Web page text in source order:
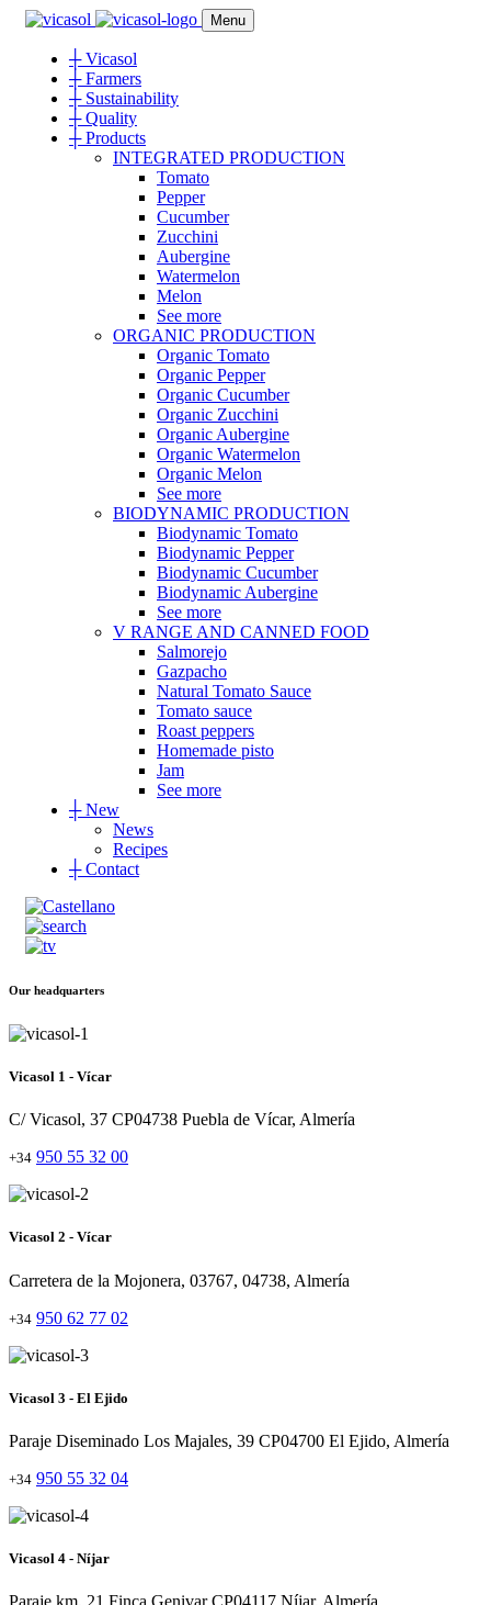
Menu
┼Vicasol
┼Farmers
┼Sustainability
┼Quality
┼Products
INTEGRATED PRODUCTION
Tomato
Pepper
Cucumber
Zucchini
Aubergine
Watermelon
Melon
See more
ORGANIC PRODUCTION
Organic Tomato
Organic Pepper
Organic Cucumber
Organic Zucchini
Organic Aubergine
Organic Watermelon
Organic Melon
See more
BIODYNAMIC PRODUCTION
Biodynamic Tomato
Biodynamic Pepper
Biodynamic Cucumber
Biodynamic Aubergine
See more
V RANGE AND CANNED FOOD
Salmorejo
Gazpacho
Natural Tomato Sauce
Tomato sauce
Roast peppers
Homemade pisto
Jam
See more
┼New
News
Recipes
┼Contact
Our headquarters
Vicasol 1 - Vícar
C/ Vicasol, 37 CP04738 Puebla de Vícar, Almería
+34 950 55 32 00
Vicasol 2 - Vícar
Carretera de la Mojonera, 03767, 04738, Almería
+34 950 62 77 02
Vicasol 3 - El Ejido
Paraje Diseminado Los Majales, 39 CP04700 El Ejido, Almería
+34 950 55 32 04
Vicasol 4 - Níjar